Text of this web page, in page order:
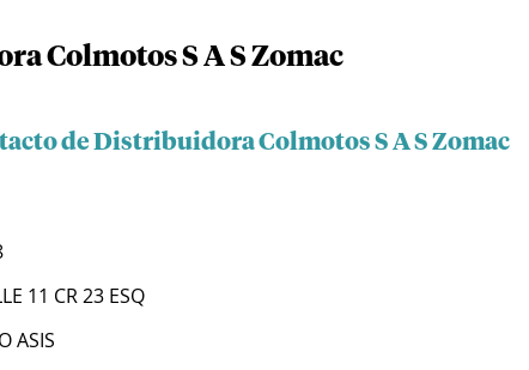
Colmotos S A S Zomac
de Distribuidora Colmotos S A S Zomac
11 CR 23 ESQ
ASIS